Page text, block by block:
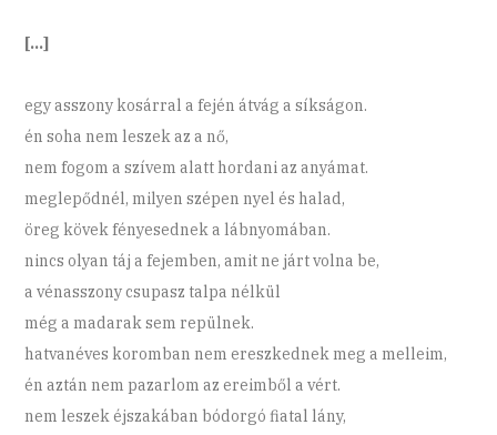
[…]
egy asszony kosárral a fején átvág a síkságon.
én soha nem leszek az a nő,
nem fogom a szívem alatt hordani az anyámat.
meglepődnél, milyen szépen nyel és halad,
öreg kövek fényesednek a lábnyomában.
nincs olyan táj a fejemben, amit ne járt volna be,
a vénasszony csupasz talpa nélkül
még a madarak sem repülnek.
hatvanéves koromban nem ereszkednek meg a melleim,
én aztán nem pazarlom az ereimből a vért.
nem leszek éjszakában bódorgó fiatal lány,